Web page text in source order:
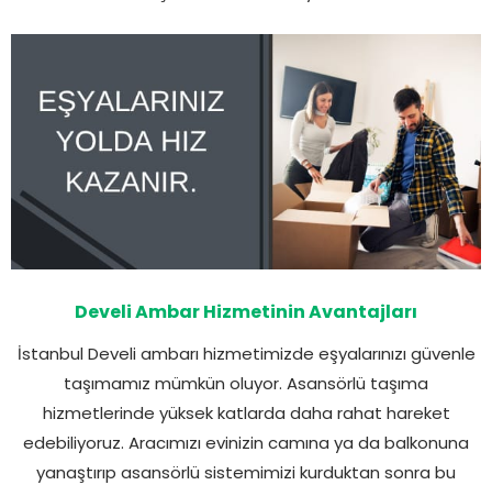
Develi Ambar Hizmetinin Avantajları
İstanbul Develi ambarı hizmetimizde eşyalarınızı güvenle
taşımamız mümkün oluyor. Asansörlü taşıma
hizmetlerinde yüksek katlarda daha rahat hareket
edebiliyoruz. Aracımızı evinizin camına ya da balkonuna
yanaştırıp asansörlü sistemimizi kurduktan sonra bu